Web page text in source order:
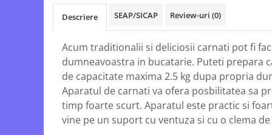
Semanatori
Batoze porumb
Casa si Gradina
Curatare pavaj
Echipamente pentru atelier
Aeroterme industriale
Bormasini cu coloana
Masini de cusut saci
Masini de frezat
Suflanta pentru frunze
Scule de mana
Descriere SEAP/SICAP Review-uri (0)
Acum traditionalii si deliciosii carnati pot fi
dumneavoastra in bucatarie. Puteti prepara
de capacitate maxima 2.5 kg dupa propria
Aparatul de carnati va ofera posbilitatea sa
timp foarte scurt. Aparatul este practic si
vine pe un suport cu ventuza si cu o clema